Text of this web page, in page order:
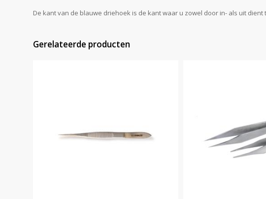
De kant van de blauwe driehoek is de kant waar u zowel door in- als uit
Gerelateerde producten